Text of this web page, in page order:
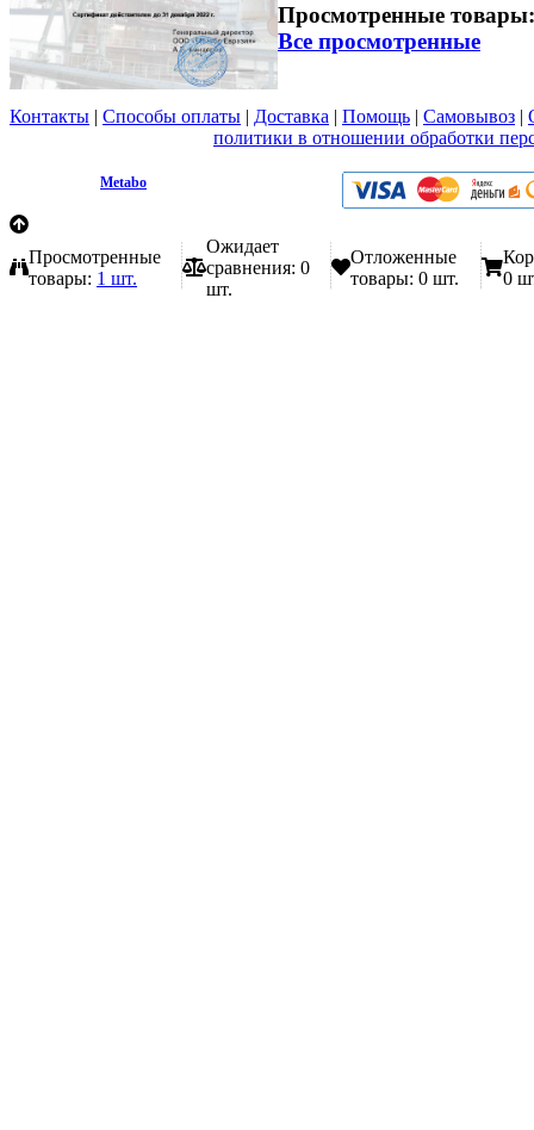
Просмотренные товары:
Все просмотренные
Контакты | Способы оплаты | Доставка | Помощь | Самовывоз |
политики в отношении обработки
Metabo
Просмотренные
товары: 1 шт.
Ожидает
сравнения: 0
шт.
Отложенные
товары: 0 шт.
0